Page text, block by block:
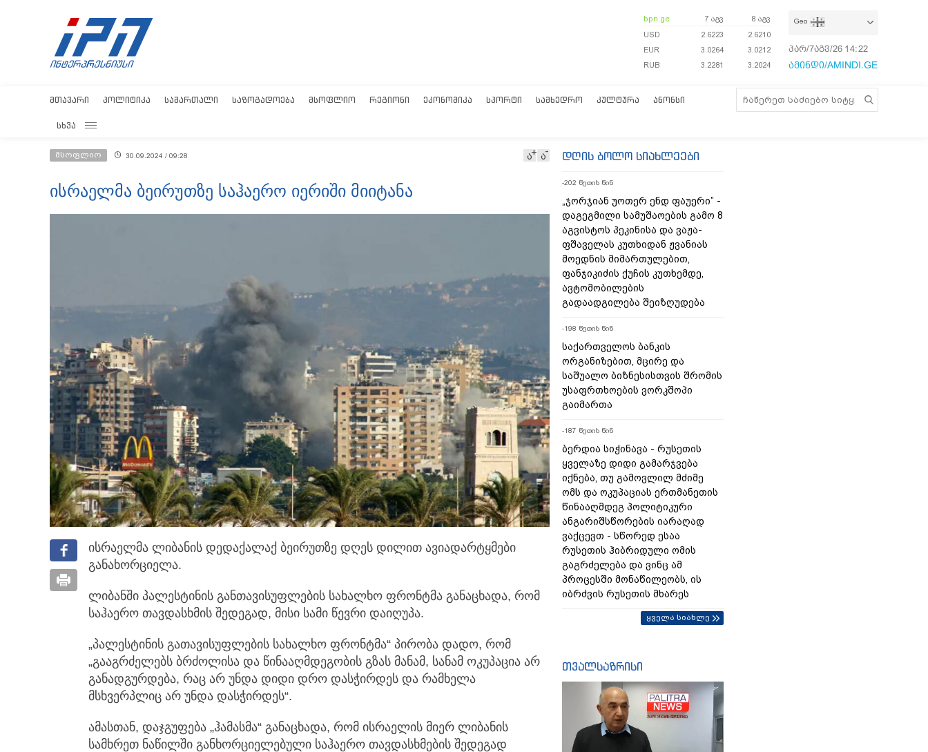
bpn.ge 7 აგვ
8 აგვ
USD
2.6223
2.6210
EUR
3.0264
3.0212
RUB
3.2281 3.2024
Geo
პარ/7აგვ/26 14:22:02
ამინდი/AMINDI.GE
ᲛᲗᲐᲕᲐᲠᲘ ᲞᲝᲚᲘᲢᲘᲙᲐ ᲡᲐᲛᲐᲠᲗᲐᲚᲘ ᲡᲐᲖᲝᲒᲐᲓᲝᲔᲑᲐ ᲛᲡᲝᲤᲚᲘᲝ ᲠᲔᲒᲘᲝᲜᲘ ᲔᲙᲝᲜᲝᲛᲘᲙᲐ ᲡᲞᲝᲠᲢᲘ ᲡᲐᲛᲮᲔᲓᲠᲝ ᲙᲣᲚᲢᲣᲠᲐ ᲐᲜᲝᲜᲡᲘ
ᲡᲮᲕᲐ
მსოფლიო 30.09.2024 / 09:28 ა ა
ისრაელმა ბეირუთზე საჰაერო იერიში მიიტანა
ისრაელმა ლიბანის დედაქალაქ ბეირუთზე დღეს დილით ავიადარტყმები
განახორციელა.
ლიბანში პალესტინის განთავისუფლების სახალხო ფრონტმა განაცხადა, რომ
საჰაერო თავდასხმის შედეგად, მისი სამი წევრი დაიღუპა.
„პალესტინის გათავისუფლების სახალხო ფრონტმა“ პირობა დადო, რომ
„გააგრძელებს ბრძოლისა და წინააღმდეგობის გზას მანამ, სანამ ოკუპაცია არ
განადგურდება, რაც არ უნდა დიდი დრო დასჭირდეს და რამხელა
მსხვერპლიც არ უნდა დასჭირდეს“.
ამასთან, დაჯგუფება „ჰამასმა“ განაცხადა, რომ ისრაელის მიერ ლიბანის
სამხრეთ ნაწილში განხორციელებული საჰაერო თავდასხმების შედეგად
დღის ბოლო სიახლეები
-202 წუთის წინ
„ჯორჯიან უოთერ ენდ ფაუერი” -
დაგეგმილი სამუშაოების გამო 8
აგვისტოს პეკინისა და ვაჟა-
ფშაველას კუთხიდან ჟვანიას
მოედნის მიმართულებით,
ფანჯიკიძის ქუჩის კუთხემდე,
ავტომობილების
გადაადგილება შეიზღუდება
-198 წუთის წინ
საქართველოს ბანკის
ორგანიზებით, მცირე და
საშუალო ბიზნესისთვის შრომის
უსაფრთხოების ვორკშოპი
გაიმართა
-187 წუთის წინ
ბერდია სიჭინავა - რუსეთის
ყველაზე დიდი გამარჯვება
იქნება, თუ გამოვლილ მძიმე
ომს და ოკუპაციას ერთმანეთის
წინააღმდეგ პოლიტიკური
ანგარიშსწორების იარაღად
ვაქცევთ - სწორედ ესაა
რუსეთის ჰიბრიდული ომის
გაგრძელება და ვინც ამ
პროცესში მონაწილეობს, ის
იბრძვის რუსეთის მხარეს
ყველა სიახლე
თვალსაზრისი